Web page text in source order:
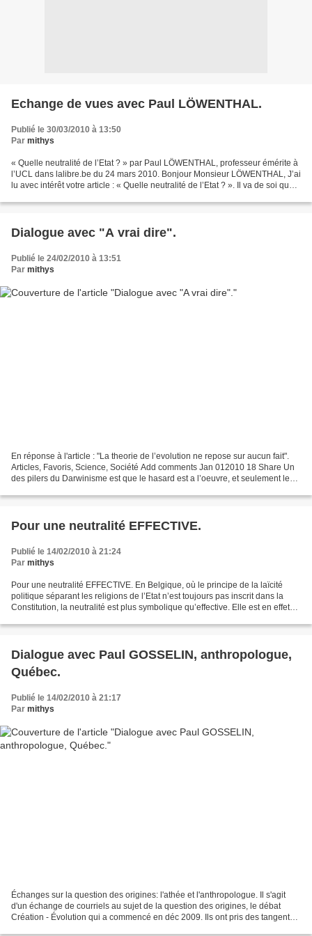
Echange de vues avec Paul LÖWENTHAL.
Publié le 30/03/2010 à 13:50
Par mithys
« Quelle neutralité de l’Etat ? » par Paul LÖWENTHAL, professeur émérite à
l’UCL dans lalibre.be du 24 mars 2010. Bonjour Monsieur LÖWENTHAL, J’ai
lu avec intérêt votre article : « Quelle neutralité de l’Etat ? ». Il va de soi que
Dialogue avec "A vrai dire".
Publié le 24/02/2010 à 13:51
Par mithys
En réponse à l'article : "La theorie de l’evolution ne repose sur aucun fait".
Articles, Favoris, Science, Société Add comments Jan 012010 18 Share Un
des pilers du Darwinisme est que le hasard est a l’oeuvre, et seulement le
Pour une neutralité EFFECTIVE.
Publié le 14/02/2010 à 21:24
Par mithys
Pour une neutralité EFFECTIVE. En Belgique, où le principe de la laïcité
politique séparant les religions de l’Etat n’est toujours pas inscrit dans la
Constitution, la neutralité est plus symbolique qu’effective. Elle est en effet
Dialogue avec Paul GOSSELIN, anthropologue,
Québec.
Publié le 14/02/2010 à 21:17
Par mithys
Échanges sur la question des origines: l'athée et l'anthropologue. Il s'agit
d'un échange de courriels au sujet de la question des origines, le débat
Création - Évolution qui a commencé en déc 2009. Ils ont pris des tangentes